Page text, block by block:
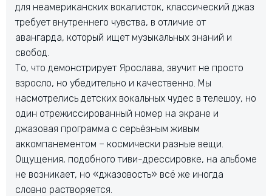
для неамериканских вокалисток, классический джаз
требует внутреннего чувства, в отличие от
авангарда, который ищет музыкальных знаний и
свобод.
То, что демонстрирует Ярослава, звучит не просто
взросло, но убедительно и качественно. Мы
насмотрелись детских вокальных чудес в телешоу, но
один отрежиссированный номер на экране и
джазовая программа с серьёзным живым
аккомпанементом – космически разные вещи.
Ощущения, подобного тиви-дрессировке, на альбоме
не возникает, но «джазовость» всё же иногда
словно растворяется.